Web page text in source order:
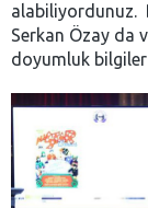
alabiliyordunuz.
Serkan Özay da
doyumluk bilgiler